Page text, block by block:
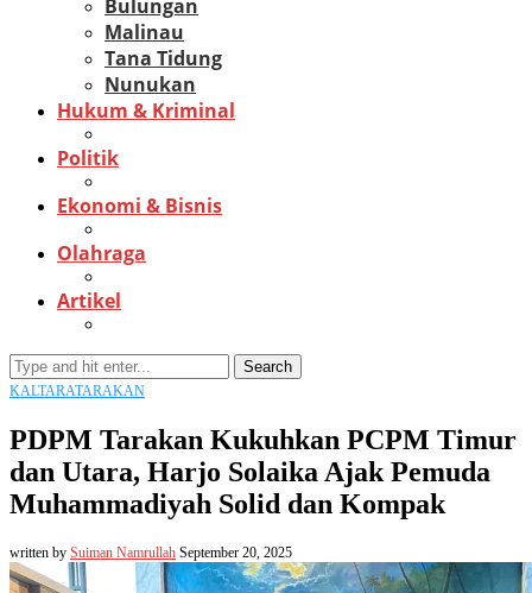
Bulungan
Malinau
Tana Tidung
Nunukan
Hukum & Kriminal
Politik
Ekonomi & Bisnis
Olahraga
Artikel
Search
KALTARATARAKAN
PDPM Tarakan Kukuhkan PCPM Timur
dan Utara, Harjo Solaika Ajak Pemuda
Muhammadiyah Solid dan Kompak
written by Suiman Namrullah September 20, 2025